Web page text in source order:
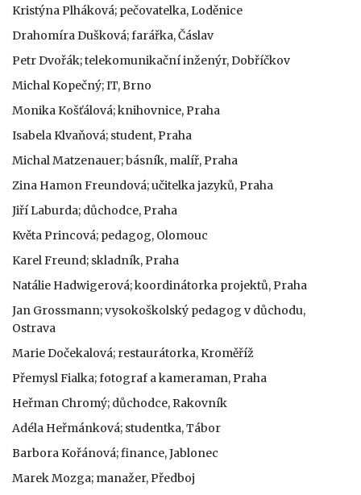
Kristýna Plháková; pečovatelka, Loděnice
Drahomíra Dušková; farářka, Čáslav
Petr Dvořák; telekomunikační inženýr, Dobříčkov
Michal Kopečný; IT, Brno
Monika Košťálová; knihovnice, Praha
Isabela Klvaňová; student, Praha
Michal Matzenauer; básník, malíř, Praha
Zina Hamon Freundová; učitelka jazyků, Praha
Jiří Laburda; důchodce, Praha
Květa Princová; pedagog, Olomouc
Karel Freund; skladník, Praha
Natálie Hadwigerová; koordinátorka projektů, Praha
Jan Grossmann; vysokoškolský pedagog v důchodu,
Ostrava
Marie Dočekalová; restaurátorka, Kroměříž
Přemysl Fialka; fotograf a kameraman, Praha
Heřman Chromý; důchodce, Rakovník
Adéla Heřmánková; studentka, Tábor
Barbora Kořánová; finance, Jablonec
Marek Mozga; manažer, Předboj